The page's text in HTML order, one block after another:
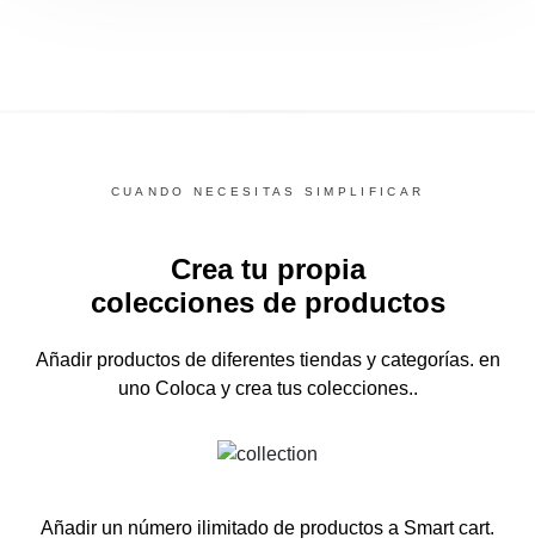
CUANDO NECESITAS SIMPLIFICAR
Crea tu propia
colecciones de productos
Añadir productos de diferentes tiendas y categorías. en
unoColoca y crea tus colecciones..
Añadir un número ilimitado de productos a Smart cart.